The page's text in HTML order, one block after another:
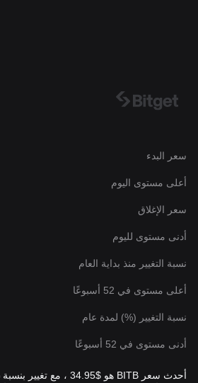
سعر البدء
أعلى مستوى اليوم
سعر الإغلاق
أدنى مستوى لليوم
نسبة التغيير منذ بداية العام
أعلى مستوى في 52 أسبوعًا
نسبة التغيير (%) لمدة عام
أدنى مستوى في 52 أسبوعًا